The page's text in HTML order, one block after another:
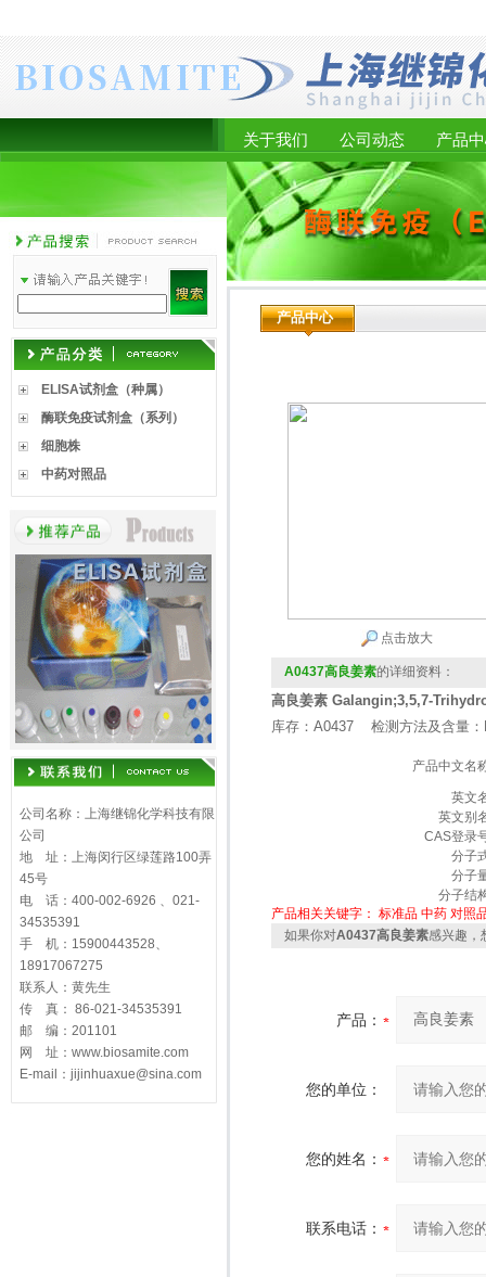
关于我们 公司动态 产品
ELISA试剂盒（种属）
酶联免疫试剂盒（系列）
细胞株
中药对照品
公司名称：上海继锦化学科技有限
公司
地 址：上海闵行区绿莲路100弄
45号
电 话：400-002-6926 、021-
34535391
手 机：15900443528、
18917067275
联系人：黄先生
传 真： 86-021-34535391
邮 编：201101
网 址：www.biosamite.com
E-mail：jijinhuaxue@sina.com
产品中心
点击放大
A0437高良姜素的详细资料：
高良姜素 Galangin;3,5,7-
库存：A0437 检测方法及含量
产品中文名
英文
英文别
CAS登录
分子
分子
分子结
产品相关关键字： 标准品 中药 对照
如果你对A0437高良姜素感兴趣，
产品：
您的单位：
您的姓名：
联系电话：